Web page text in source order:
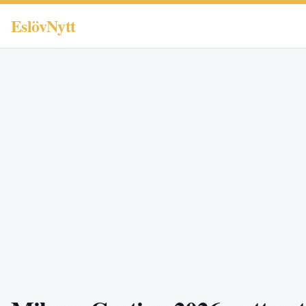
EslövNytt